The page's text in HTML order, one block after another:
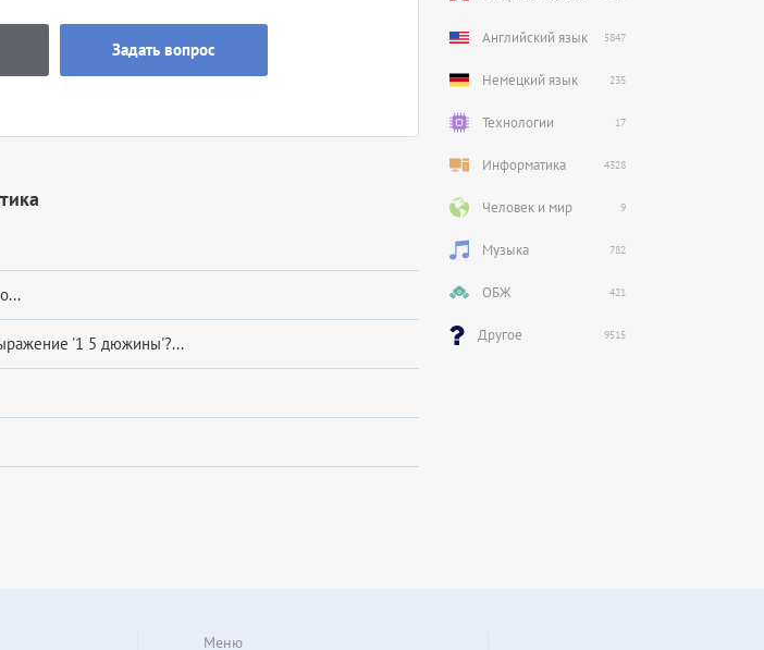
Задать вопрос
'1 5 дюжины'?...
Английский язык 5847
Немецкий язык 235
Технологии 17
Информатика 4328
Человек и мир 9
Музыка 782
ОБЖ 421
Другое 9515
Меню